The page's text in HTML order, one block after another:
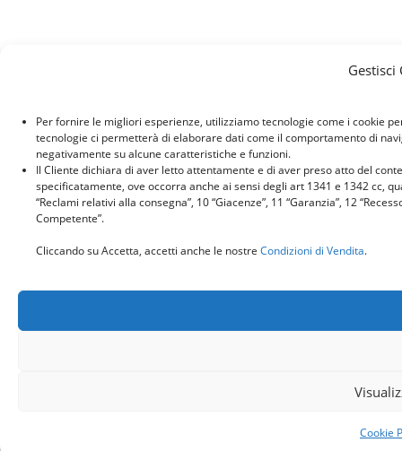
Gestisci
Per fornire le migliori esperienze, utilizziamo tecnologie come i cookie
tecnologie ci permetterà di elaborare dati come il comportamento di
negativamente su alcune caratteristiche e funzioni.
Il Cliente dichiara di aver letto attentamente e di aver preso atto del
specificatamente, ove occorra anche ai sensi degli art 1341 e 1342 cc,
“Reclami relativi alla consegna”, 10 “Giacenze”, 11 “Garanzia”, 12
Competente”.
Cliccando su Accetta, accetti anche le nostre Condizioni di Vendita.
Cookie